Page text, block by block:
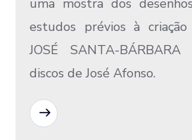
uma mostra dos
estudos prévios à
JOSÉ SANTA-
discos de José Afonso.